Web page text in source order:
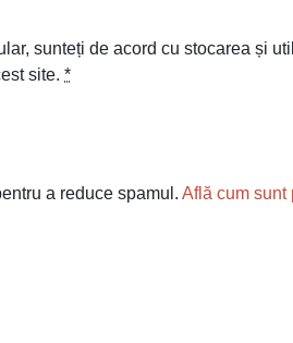
sunteți de acord cu stocarea și
site. *
a reduce spamul. Află cum sunt